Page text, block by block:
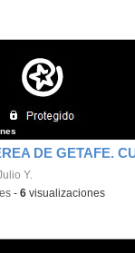
Y.
-6 visualizaciones